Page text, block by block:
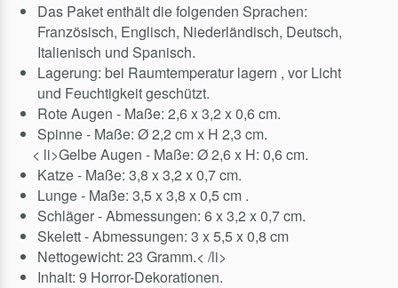
Das Paket enthält die folgenden Sprachen:
Französisch, Englisch, Niederländisch, Deutsch,
Italienisch und Spanisch.
Lagerung: bei Raumtemperatur lagern , vor Licht
und Feuchtigkeit geschützt.
Rote Augen - Maße: 2,6 x 3,2 x 0,6 cm.
Spinne - Maße: Ø 2,2 cm x H 2,3 cm.
< li>Gelbe Augen - Maße: Ø 2,6 x H: 0,6 cm.
Katze - Maße: 3,8 x 3,2 x 0,7 cm.
Lunge - Maße: 3,5 x 3,8 x 0,5 cm .
Schläger - Abmessungen: 6 x 3,2 x 0,7 cm.
Skelett - Abmessungen: 3 x 5,5 x 0,8 cm
Nettogewicht: 23 Gramm.< /li>
Inhalt: 9 Horror-Dekorationen.